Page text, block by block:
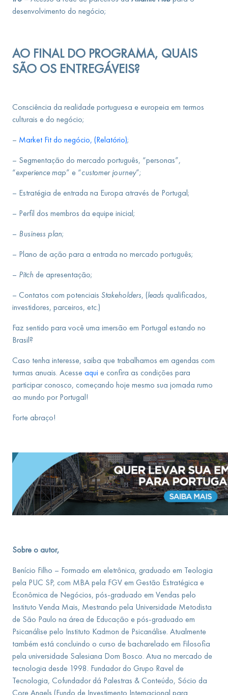
desenvolvimento do negócio;
AO FINAL DO PROGRAMA, QUAIS
SÃO OS ENTREGÁVEIS?
Consciência da realidade portuguesa e europeia em termos
culturais e do negócio;
– Market Fit do negócio, (Relatório);
– Segmentação do mercado português, “personas”,
“experience map” e “customer journey”;
– Estratégia de entrada na Europa através de Portugal;
– Perfil dos membros da equipe inicial;
– Business plan;
– Plano de ação para a entrada no mercado português;
– Pitch de apresentação;
– Contatos com potenciais Stakeholders, (leads qualificados,
investidores, parceiros, etc.)
Faz sentido para você uma imersão em Portugal estando no
Brasil?
Caso tenha interesse, saiba que trabalhamos em agendas com
turmas anuais. Acesse aqui e confira as condições para
participar conosco, começando hoje mesmo sua jornada rumo
ao mundo por Portugal!
Forte abraço!
Sobre o autor,
Benício Filho – Formado em eletrônica, graduado em Teologia
pela PUC SP, com MBA pela FGV em Gestão Estratégica e
Econômica de Negócios, pós-graduado em Vendas pelo
Instituto Venda Mais, Mestrando pela Universidade Metodista
de São Paulo na área de Educação e pós-graduado em
Psicanálise pelo Instituto Kadmon de Psicanálise. Atualmente
também está concluindo o curso de bacharelado em Filosofia
pela universidade Salesiana Dom Bosco. Atua no mercado de
tecnologia desde 1998. Fundador do Grupo Ravel de
Tecnologia, Cofundador dá Palestras & Conteúdo, Sócio da
Core Angels (Fundo de Investimento Internacional para